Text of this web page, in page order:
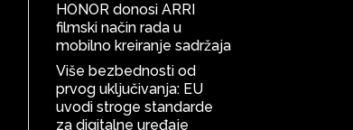
HONOR donosi ARRI
filmski način rada u
mobilno kreiranje sadržaja
Više bezbednosti od
prvog uključivanja: EU
uvodi stroge standarde
za digitalne uređaje